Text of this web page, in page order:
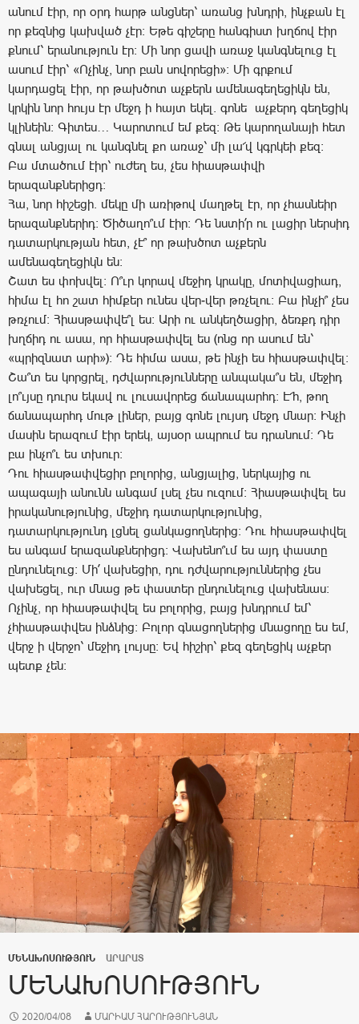
անում էիր, որ օրդ հարթ անցներ՝ առանց խնդրի, ինչքան էլ
որ քեզնից կախված չէր: Եթե գիշերը հանգիստ խղճով էիր
քնում՝ երանություն էր: Մի նոր ցավի առաջ կանգնելուց էլ
ասում էիր՝ «Ոչինչ, նոր բան սովորեցի»: Մի գրքում
կարդացել էիր, որ թախծոտ աչքերն ամենագեղեցիկն են,
կրկին նոր հույս էր մեջդ ի հայտ եկել. գոնե աչքերդ գեղեցիկ
կլինեին: Գիտես… Կարոտում եմ քեզ: Թե կարողանայի հետ
գնալ անցյալ ու կանգնել քո առաջ՝ մի լա՜վ կգրկեի քեզ:
Բա մտածում էիր՝ ուժեղ ես, չես հիասթափվի
երազանքներիցդ:
Հա, նոր հիշեցի. մեկը մի առիթով մաղթել էր, որ չհասնեիր
երազանքներիդ: Ծիծաղո՞ւմ էիր: Դե նստի՛ր ու լացիր ներսիդ
դատարկության հետ, չէ՞ որ թախծոտ աչքերն
ամենագեղեցիկն են:
Շատ ես փոխվել: Ո՞ւր կորավ մեջիդ կրակը, մոտիվացիադ,
հիմա էլ հո շատ հիմքեր ունես վեր-վեր թռչելու: Բա ինչի՞ չես
թռչում: Հիասթափվե՞լ ես: Արի ու անկեղծացիր, ձեռքդ դիր
խղճիդ ու ասա, որ հիասթափվել ես (ոնց որ ասում են՝
«պրիզնատ արի»): Դե հիմա ասա, թե ինչի ես հիասթափվել:
Շա՞տ ես կորցրել, դժվարությունները անպակա՞ս են, մեջիդ
լո՞ւյսը դուրս եկավ ու լուսավորեց ճանապարհդ: Է՜հ, թող
ճանապարհդ մութ լիներ, բայց գոնե լույսդ մեջդ մնար: Ինչի
մասին երազում էիր երեկ, այսօր ապրում ես դրանում: Դե
բա ինչո՞ւ ես տխուր:
Դու հիասթափվեցիր բոլորից, անցյալից, ներկայից ու
ապագայի անունն անգամ լսել չես ուզում: Հիասթափվել ես
իրականությունից, մեջիդ դատարկությունից,
դատարկությունդ լցնել ցանկացողներից: Դու հիասթափվել
ես անգամ երազանքներիցդ: Վախենո՞ւմ ես այդ փաստը
ընդունելուց: Մի՛ վախեցիր, դու դժվարություններից չես
վախեցել, ուր մնաց թե փաստեր ընդունելուց վախենաս:
Ոչինչ, որ հիասթափվել ես բոլորից, բայց խնդրում եմ՝
չհիասթափվես ինձնից: Բոլոր գնացողներից մնացողը ես եմ,
վերջ ի վերջո՝ մեջիդ լույսը: Եվ հիշիր՝ քեզ գեղեցիկ աչքեր
պետք չեն:
ՄԵՆԱԽՈՍՈՒԹՅՈՒՆ ԱՐԱՐԱՏ
ՄԵՆԱԽՈՍՈՒԹՅՈՒՆ
2020/04/08 ՄԱՐԻԱՄ ՀԱՐՈՒԹՅՈՒՆՅԱՆ